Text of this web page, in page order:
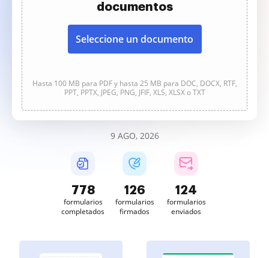
documentos
Seleccione un documento
Hasta 100 MB para PDF y hasta 25 MB para DOC, DOCX, RTF,
PPT, PPTX, JPEG, PNG, JFIF, XLS, XLSX o TXT
9 AGO, 2026
778
formularios
completados
126
formularios
firmados
124
formularios
enviados